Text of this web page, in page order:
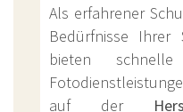
Als erfahrener
Bedürfnisse Ihrer
bieten
auf der